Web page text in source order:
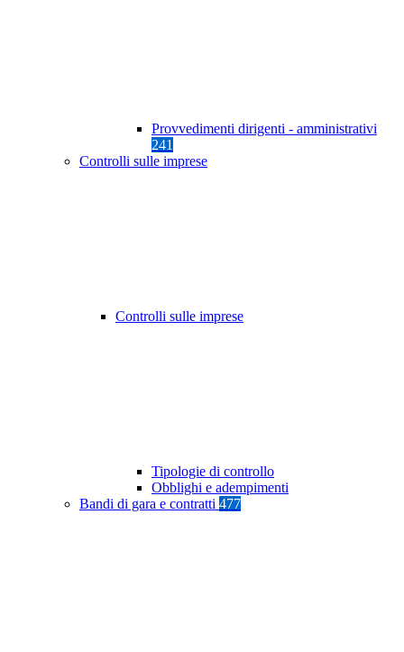
Provvedimenti dirigenti - amministrativi
241
Controlli sulle imprese
Controlli sulle imprese
Tipologie di controllo
Obblighi e adempimenti
Bandi di gara e contratti 477